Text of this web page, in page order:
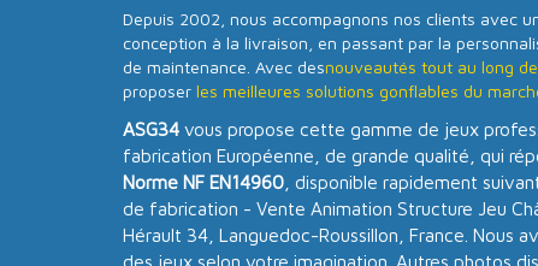
Depuis 2002, nous accompagnons nos clients avec
conception à la livraison, en passant par la
de maintenance. Avec desnouveautés tout au long de
proposer les meilleures solutions gonflables du
ASG34 vous propose cette gamme de jeux
fabrication Européenne, de grande qualité, qui
Norme NF EN14960 , disponible rapidement
de fabrication - Vente Animation Structure Jeu
Hérault 34, Languedoc-Roussillon, France. Nous
des jeux selon votre imagination. Autres photos